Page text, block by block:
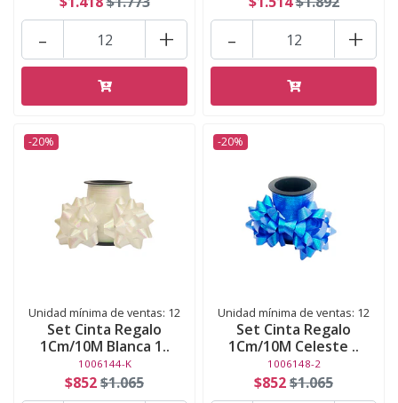
+
- +
-
-20%
Unidad mínima de ventas: 12
Set Cinta Regalo
1Cm/10M Blanca 1..
1006144-K
$852$1.065
-20%
Unidad mínima de ventas: 12
Set Cinta Regalo
1Cm/10M Celeste ..
1006148-2
$852$1.065